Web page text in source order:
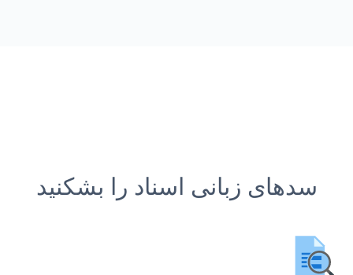
سدهای زبانی اسناد را بشکنید